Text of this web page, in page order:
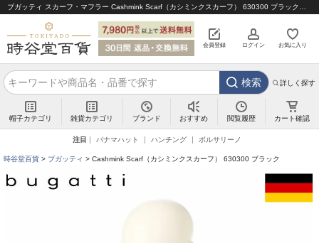
会員登録 ログイン お気に入り
検索 詳しく探す
帽子カテゴリ 雑貨カテゴリ ブランド おすすめ 閲覧履歴 カート確認
注目 パナマハット ハンチング ボルサリーノ
時谷堂百貨 ブガッティ Cashmink Scarf（カシミンクスカーフ） 630300 ブラック